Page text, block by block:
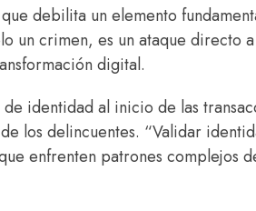
debilita un elemento
un crimen, es un ataque directo
digital.
identidad al inicio de las
los delincuentes. “Validar
enfrenten patrones complejos